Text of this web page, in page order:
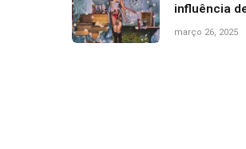
influência
na arte do
março 26, 2025